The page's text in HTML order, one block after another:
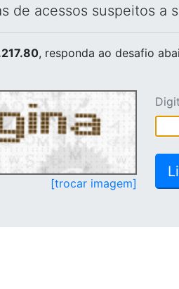
de acessos suspeitos a
, responda ao desafio
[trocar imagem]